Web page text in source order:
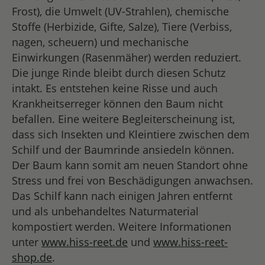
Frost), die Umwelt (UV-Strahlen), chemische
Stoffe (Herbizide, Gifte, Salze), Tiere (Verbiss,
nagen, scheuern) und mechanische
Einwirkungen (Rasenmäher) werden reduziert.
Die junge Rinde bleibt durch diesen Schutz
intakt. Es entstehen keine Risse und auch
Krankheitserreger können den Baum nicht
befallen. Eine weitere Begleiterscheinung ist,
dass sich Insekten und Kleintiere zwischen dem
Schilf und der Baumrinde ansiedeln können.
Der Baum kann somit am neuen Standort ohne
Stress und frei von Beschädigungen anwachsen.
Das Schilf kann nach einigen Jahren entfernt
und als unbehandeltes Naturmaterial
kompostiert werden. Weitere Informationen
unter www.hiss-reet.de und www.hiss-reet-
shop.de.